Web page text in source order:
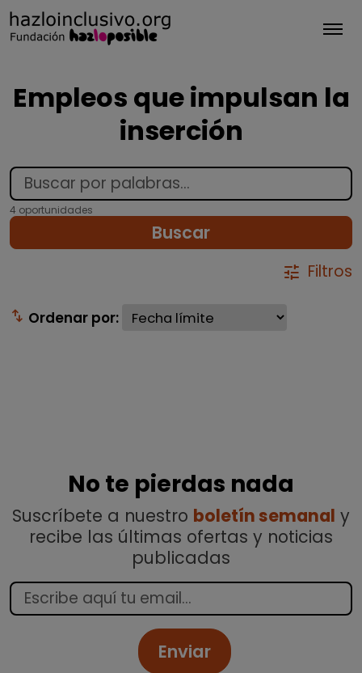
Empleos que impulsan la
inserción
4 oportunidades
Buscar
tune Filtros
swap_vert Ordenar por:
No te pierdas nada
Suscríbete a nuestro boletín semanal y
recibe las últimas ofertas y noticias
publicadas
Enviar